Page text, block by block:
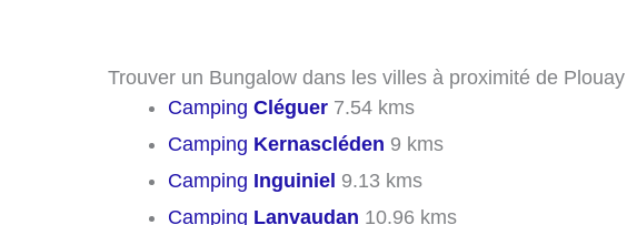
Trouver un Bungalow dans les villes à proximité de Plouay
Camping Cléguer 7.54 kms
Camping Kernascléden 9 kms
Camping Inguiniel 9.13 kms
Camping Lanvaudan 10.96 kms